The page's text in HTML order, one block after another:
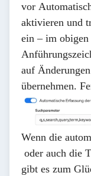
vor
aktivieren und
ein – im
auf
übernehmen.
Wenn die
oder auch die
gibt es zum